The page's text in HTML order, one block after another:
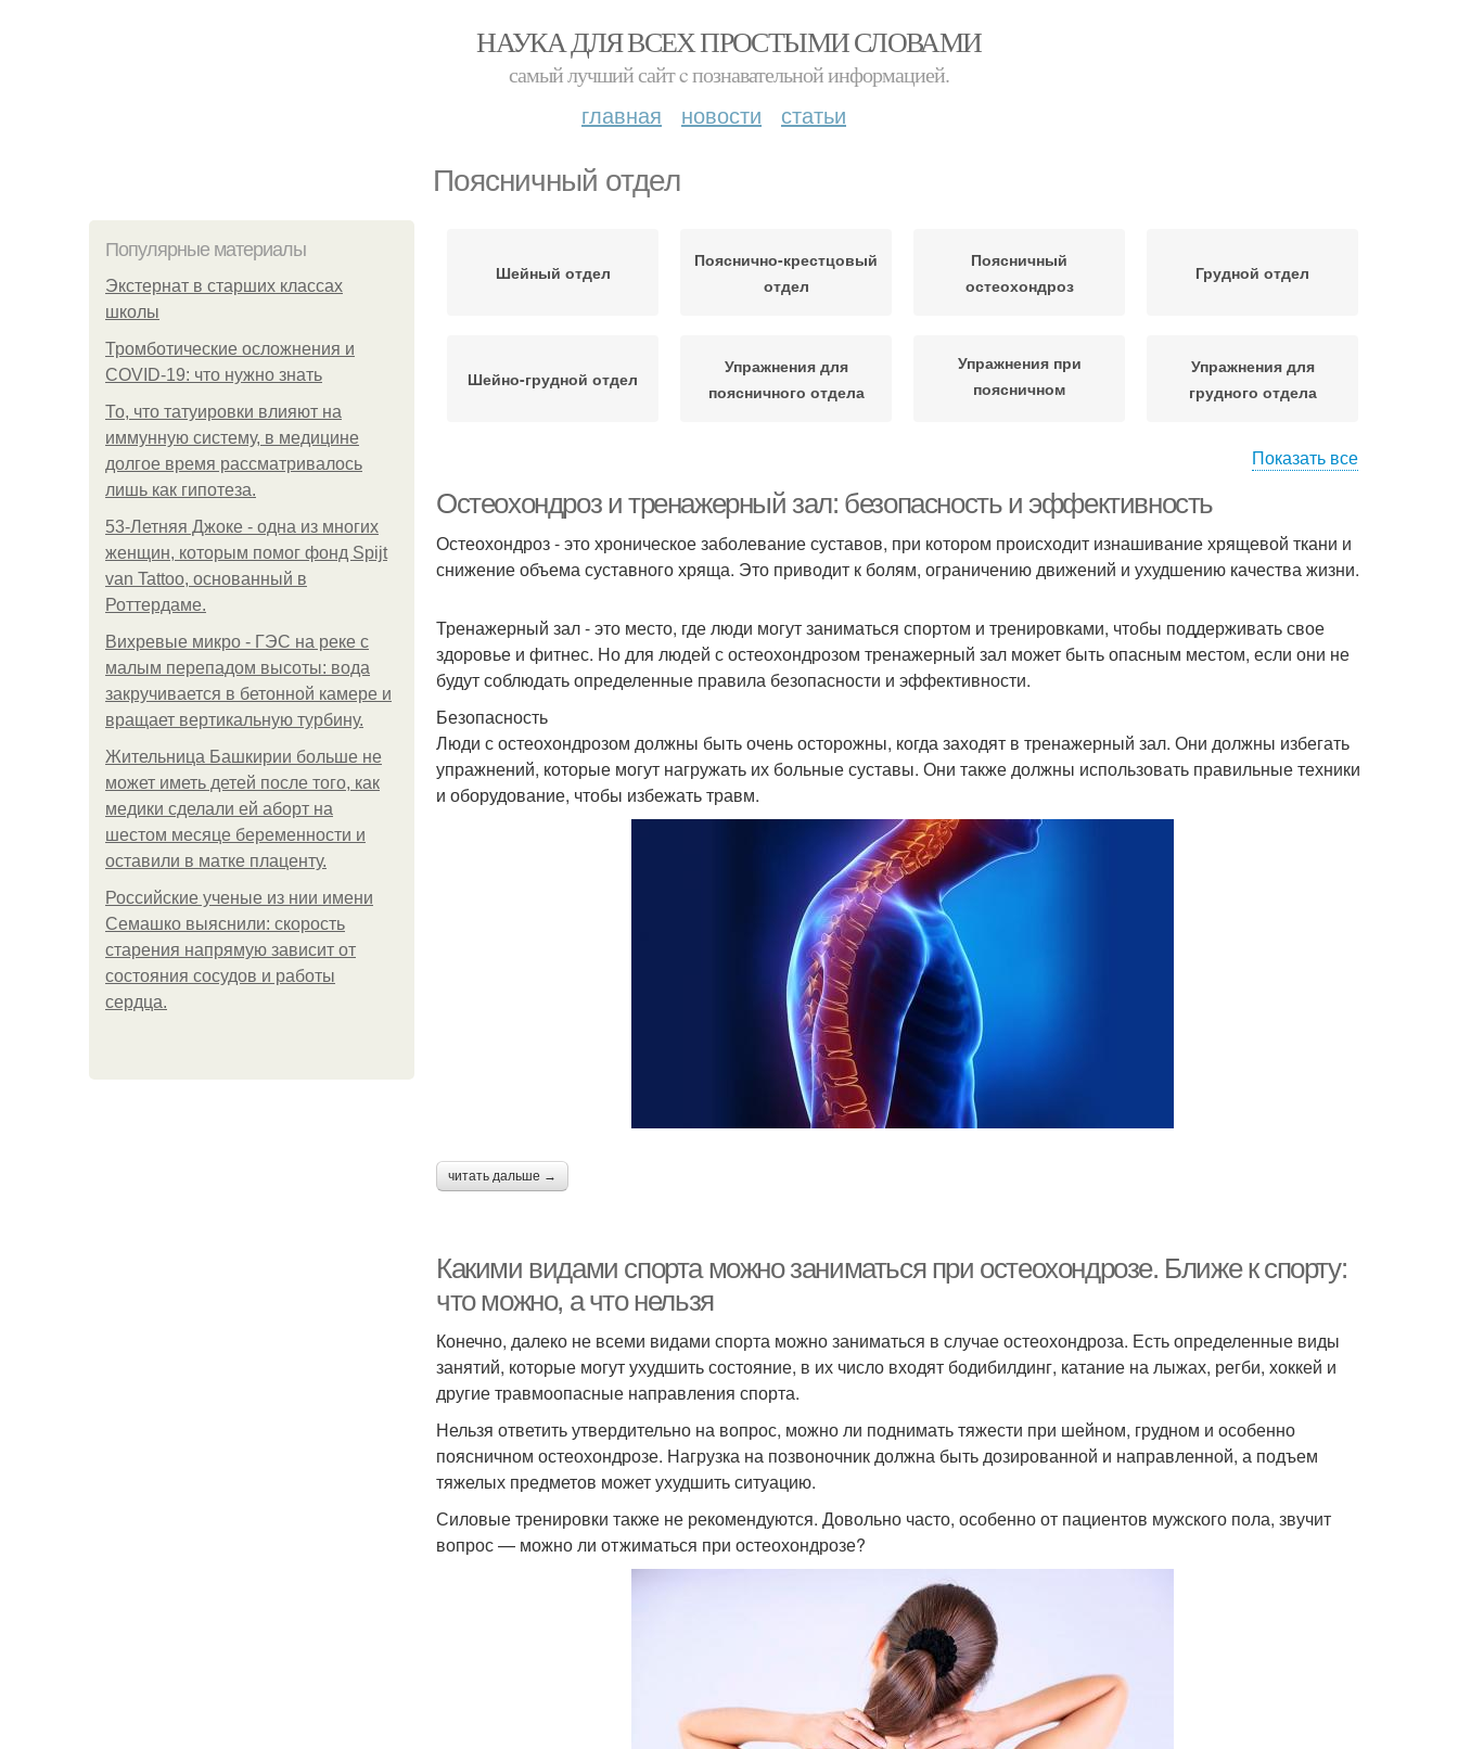
НАУКА ДЛЯ ВСЕХ ПРОСТЫМИ СЛОВАМИ
самый лучший сайт c познавательной информацией.
главная новости статьи
Поясничный отдел
Популярные материалы
Экстернат в старших классах
школы
Тромботические осложнения и
COVID-19: что нужно знать
То, что татуировки влияют на
иммунную систему, в медицине
долгое время рассматривалось
лишь как гипотеза.
53-Летняя Джоке - одна из многих
женщин, которым помог фонд Spijt
van Tattoo, основанный в
Роттердаме.
Вихревые микро - ГЭС на реке с
малым перепадом высоты: вода
закручивается в бетонной камере и
вращает вертикальную турбину.
Жительница Башкирии больше не
может иметь детей после того, как
медики сделали ей аборт на
шестом месяце беременности и
оставили в матке плаценту.
Российские ученые из нии имени
Семашко выяснили: скорость
старения напрямую зависит от
состояния сосудов и работы
сердца.
Шейный отдел
Пояснично-крестцовый
отдел
Поясничный
остеохондроз
Грудной отдел
Шейно-грудной отдел
Упражнения для
поясничного отдела
Упражнения при
поясничном
Упражнения для
грудного отдела
Показать все
Остеохондроз и тренажерный зал: безопасность и эффективность
Остеохондроз - это хроническое заболевание суставов, при котором происходит изнашивание хрящевой ткани и
снижение объема суставного хряща. Это приводит к болям, ограничению движений и ухудшению качества жизни.
Тренажерный зал - это место, где люди могут заниматься спортом и тренировками, чтобы поддерживать свое
здоровье и фитнес. Но для людей с остеохондрозом тренажерный зал может быть опасным местом, если они не
будут соблюдать определенные правила безопасности и эффективности.
Безопасность
Люди с остеохондрозом должны быть очень осторожны, когда заходят в тренажерный зал. Они должны избегать
упражнений, которые могут нагружать их больные суставы. Они также должны использовать правильные техники
и оборудование, чтобы избежать травм.
читать дальше →
Какими видами спорта можно заниматься при остеохондрозе. Ближе к спорту:
что можно, а что нельзя
Конечно, далеко не всеми видами спорта можно заниматься в случае остеохондроза. Есть определенные виды
занятий, которые могут ухудшить состояние, в их число входят бодибилдинг, катание на лыжах, регби, хоккей и
другие травмоопасные направления спорта.
Нельзя ответить утвердительно на вопрос, можно ли поднимать тяжести при шейном, грудном и особенно
поясничном остеохондрозе. Нагрузка на позвоночник должна быть дозированной и направленной, а подъем
тяжелых предметов может ухудшить ситуацию.
Силовые тренировки также не рекомендуются. Довольно часто, особенно от пациентов мужского пола, звучит
вопрос — можно ли отжиматься при остеохондрозе?